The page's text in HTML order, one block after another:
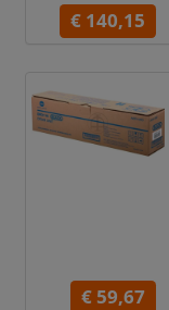
€ 140,15
€ 59,67